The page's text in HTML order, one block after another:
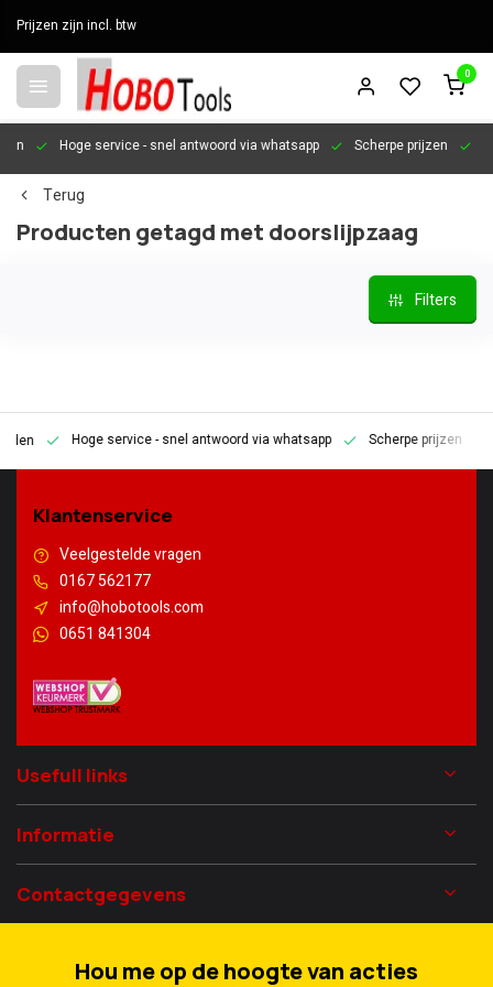
Prijzen zijn incl. btw
0
Hoge service- snel antwoord via whatsapp Scherpe prijzen
Terug
Producten getagd met doorslijpzaag
Filters
Hoge service- snel antwoord via whatsapp Scherpe prijzen
Klantenservice
Veelgestelde vragen
0167 562177
info@hobotools.com
0651 841304
Usefull links
Informatie
Contactgegevens
Hou me op de hoogte van acties